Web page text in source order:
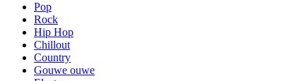
Pop
Rock
Hip Hop
Chillout
Country
Gouwe ouwe